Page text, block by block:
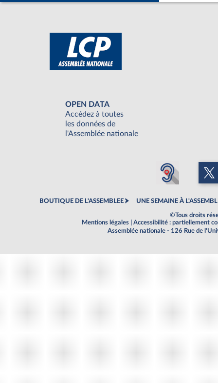
OPEN DATA
Accédez à toutes
les données de
l'Assemblée nationale
BOUTIQUE DE L'ASSEMBLEE UNE SEMAINE À
©Tous droits
Mentions légales
Accessibilité : partiellement
Assemblée nationale - 126 Rue de